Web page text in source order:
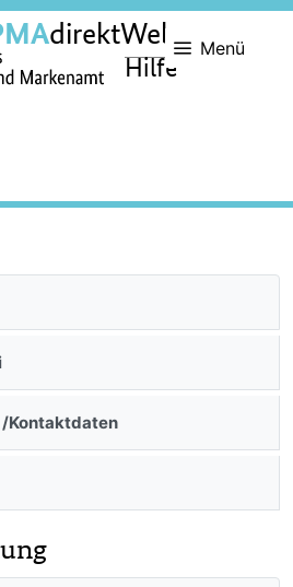
Menü
direktWeb
Hilfe
Kontaktdaten